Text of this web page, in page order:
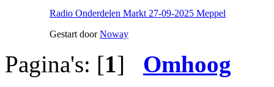
Radio Onderdelen Markt 27-09-2025 Meppel
Gestart doorNoway
Pagina's: [1] Omhoog